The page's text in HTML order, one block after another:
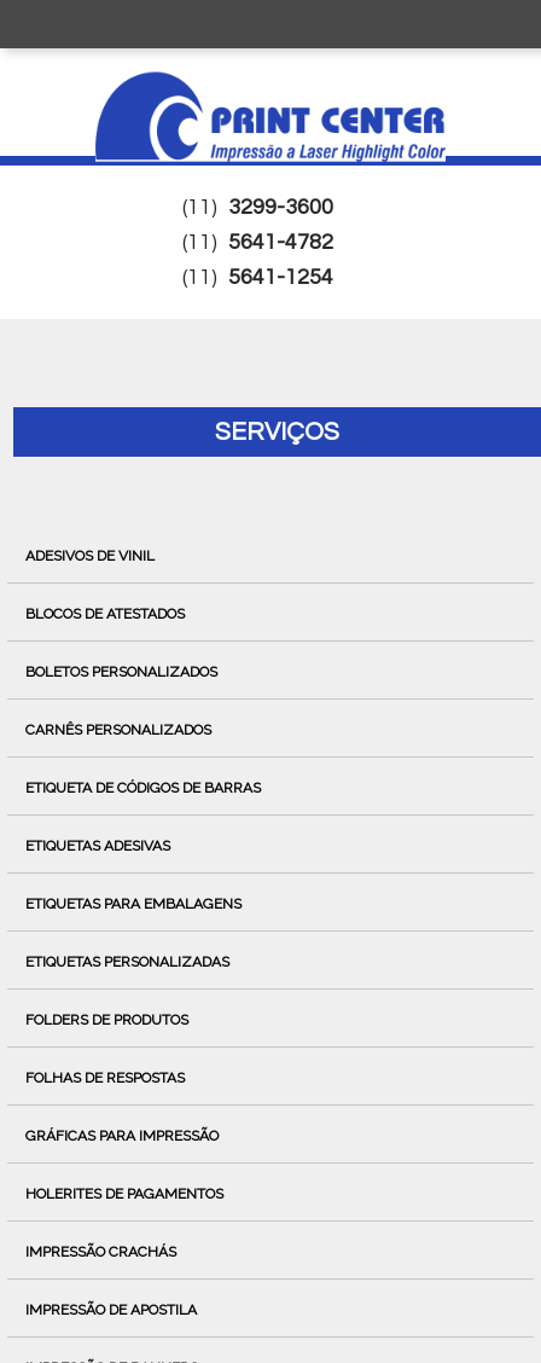
(11) 3299-3600
(11) 5641-4782
(11) 5641-1254
SERVIÇOS
ADESIVOS DE VINIL
BLOCOS DE ATESTADOS
BOLETOS PERSONALIZADOS
CARNÊS PERSONALIZADOS
ETIQUETA DE CÓDIGOS DE BARRAS
ETIQUETAS ADESIVAS
ETIQUETAS PARA EMBALAGENS
ETIQUETAS PERSONALIZADAS
FOLDERS DE PRODUTOS
FOLHAS DE RESPOSTAS
GRÁFICAS PARA IMPRESSÃO
HOLERITES DE PAGAMENTOS
IMPRESSÃO CRACHÁS
IMPRESSÃO DE APOSTILA